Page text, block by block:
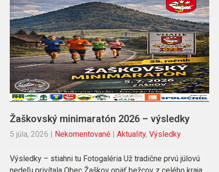
Žaškovský minimaratón 2026 – výsledky
5 júla, 2026 | Nekomentované | Aktuality, Výsledky
Výsledky – stiahni tu Fotogaléria Už tradične prvú júlovú